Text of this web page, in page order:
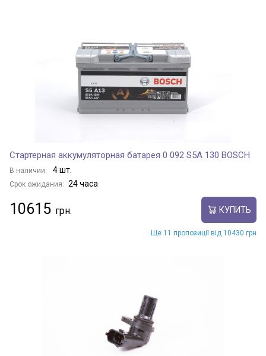
Стартерная аккумуляторная батарея 0 092 S5A 130 BOSCH
В наличии: 4 шт.
Срок ожидания: 24 часа
10615 КУПИТЬ
Ще 11 пропозиції від 10430 грн